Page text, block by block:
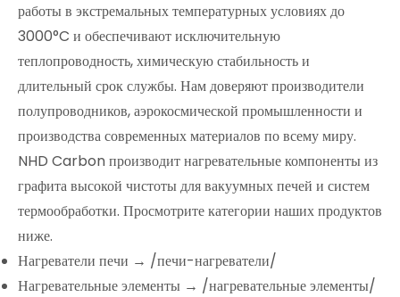
работы в экстремальных температурных условиях до
3000°C и обеспечивают исключительную
теплопроводность, химическую стабильность и
длительный срок службы. Нам доверяют производители
полупроводников, аэрокосмической промышленности и
производства современных материалов по всему миру.
NHD Carbon производит нагревательные компоненты из
графита высокой чистоты для вакуумных печей и систем
термообработки. Просмотрите категории наших продуктов
ниже.
Нагреватели печи → /печи-нагреватели/
Нагревательные элементы → /нагревательные элементы/